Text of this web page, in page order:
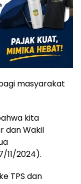
masyarakat
kita
dan Wakil
11/2024).
TPS dan